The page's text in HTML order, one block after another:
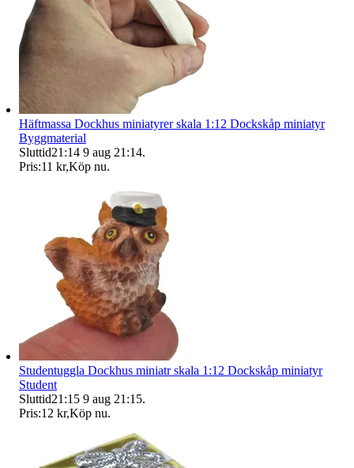
Häftmassa Dockhus miniatyrer skala 1:12 Dockskåp miniatyr
Byggmaterial
Sluttid21:14 9 aug 21:14.
Pris:11 kr,Köp nu.
Studentuggla Dockhus miniatr skala 1:12 Dockskåp miniatyr
Student
Sluttid21:15 9 aug 21:15.
Pris:12 kr,Köp nu.